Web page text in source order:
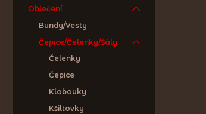
Oblečení
Bundy/Vesty
Čepice/Čelenky/Šály
Čelenky
Čepice
Klobouky
Kšiltovky